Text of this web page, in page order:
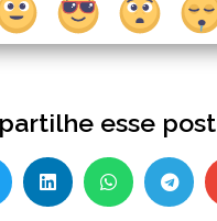
esse post